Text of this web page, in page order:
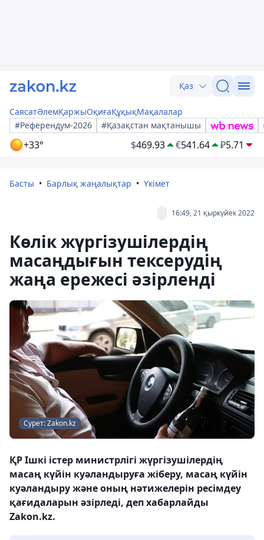
Қаз
СаясатӘлемҚаржыОқиғаҚұқықМақалалар
#Референдум-2026
#Қазақстан мақтанышы
+33° $469.93 €541.64 ₽5.71
Басты Барлық жаңалықтар Үкімет
16:49, 21 қыркүйек 2022
Көлік жүргізушілердің
масаңдығын тексерудің
жаңа ережесі әзірленді
Сурет: Zakon.kz
ҚР Ішкі істер министрлігі жүргізушілердің
масаң күйiн куәландыруға жiберу, масаң күйiн
куәландыру және оның нәтижелерiн ресімдеу
қағидаларын әзірледі, деп хабарлайды
Zakon.kz.